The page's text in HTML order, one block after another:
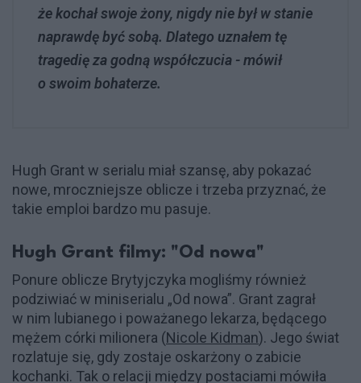
że kochał swoje żony, nigdy nie był w stanie
naprawdę być sobą. Dlatego uznałem tę
tragedię za godną współczucia - mówił
o swoim bohaterze.
Hugh Grant w serialu miał szansę, aby pokazać
nowe, mroczniejsze oblicze i trzeba przyznać, że
takie emploi bardzo mu pasuje.
Hugh Grant filmy: "Od nowa"
Ponure oblicze Brytyjczyka mogliśmy również
podziwiać w miniserialu „Od nowa”. Grant zagrał
w nim lubianego i poważanego lekarza, będącego
mężem córki milionera (Nicole Kidman). Jego świat
rozlatuje się, gdy zostaje oskarżony o zabicie
kochanki. Tak o relacji między postaciami mówiła